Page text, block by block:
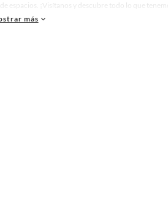
espacios. ¡Visítanos y descubre todo lo que
todo lo necesario para tus proyectos de
más